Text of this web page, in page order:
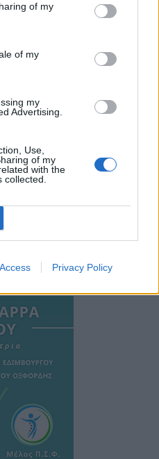
of my
of my
my
Advertising.
Use,
of my
with the
Privacy Policy